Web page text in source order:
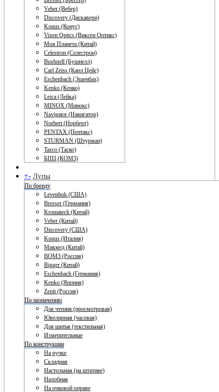
Veber (Вебер)
Discovery (Дискавери)
Konus (Конус)
Vixen Optics (Виксен Оптикс)
Моя Планета (Китай)
Celestron (Селестрон)
Bushnell (Бушнелл)
Carl Zeiss (Карл Цейс)
Eschenbach (Эшенбах)
Kenko (Кенко)
Leica (Лейка)
MINOX (Минокс)
Navigator (Навигатор)
Norbert (Норберт)
PENTAX (Пентакс)
STURMAN (Штурман)
Tasco (Таско)
БПЦ (КОМЗ)
+- Лупы
По бренду
Levenhuk (США)
Bresser (Германия)
Kromatech (Китай)
Veber (Китай)
Discovery (США)
Konus (Италия)
Микмед (Китай)
ВОМЗ (Россия)
Bigger (Китай)
Eschenbach (Германия)
Kenko (Япония)
Zenit (Россия)
По назначению
Для чтения (просмотровая)
Ювелирная (часовая)
Для шитья (текстильная)
Измерительные
По конструкции
На ручке
Складная
Настольная (на штативе)
Налобная
На очковой оправе